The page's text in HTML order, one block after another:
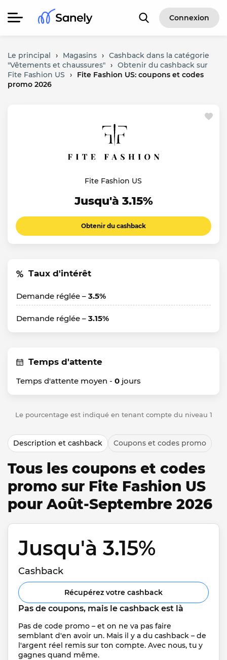
Connexion
Le principal › Magasins › Cashback dans la catégorie
"Vêtements et chaussures" › Obtenir du cashback sur
Fite Fashion US
›
Fite Fashion US: coupons et codes
promo 2026
Fite Fashion US
Jusqu'à 3.15%
Obtenir du cashback
Taux d'intérêt
Demande réglée – 3.5%
Demande réglée – 3.15%
Temps d'attente
Temps d'attente moyen - 0 jours
Le pourcentage est indiqué en tenant compte du niveau 1
Description et cashback Coupons et codes promo
Tous les coupons et codes
promo sur Fite Fashion US
pour Août-Septembre 2026
Jusqu'à 3.15%
Cashback
Récupérez votre cashback
Pas de coupons, mais le cashback est là
Pas de code promo – et on ne va pas faire
semblant d'en avoir un. Mais il y a du cashback – de
l'argent réel remis sur ton compte. Avec nous, tu y
gagnes quand même.